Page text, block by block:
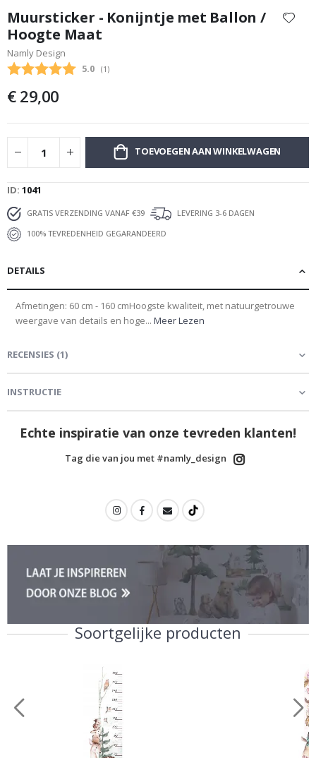
het
begin
van
de
gallerij
Muursticker - Konijntje met Ballon /
Hoogte Maat
Namly Design
Gemiddelde beoordeling:
5.0 (aantal stemmen:
1 )
€ 29,00
TOEVOEGEN AAN WINKELWAGEN
ID 1041
GRATIS VERZENDING VANAF €39
LEVERING 3-6 DAGEN
100% TEVREDENHEID GEGARANDEERD
DETAILS
Afmetingen: 60 cm - 160 cmHoogste kwaliteit, met natuurgetrouwe
weergave van details en hoge... Meer Lezen
RECENSIES (1)
INSTRUCTIE
Echte inspiratie van onze tevreden klanten!
Tag die van jou met #namly_design
Soortgelijke producten